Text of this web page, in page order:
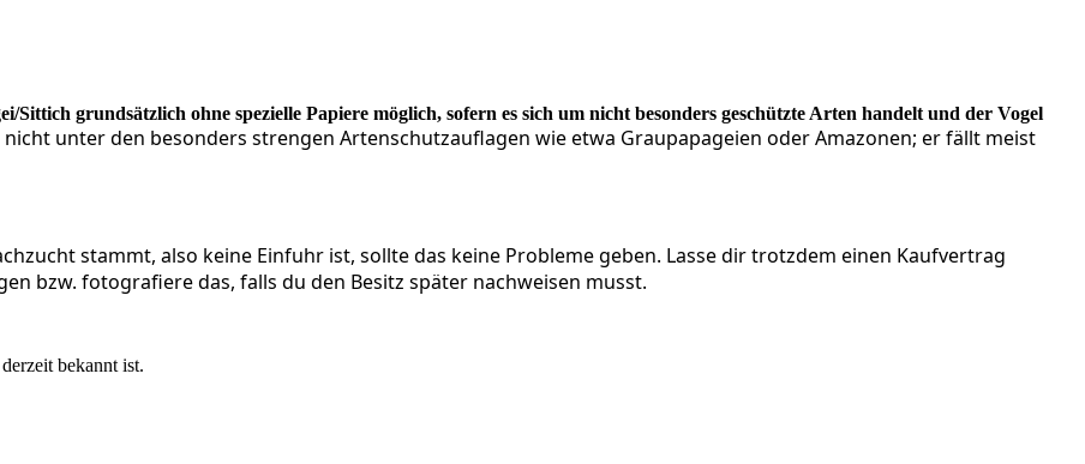
grundsätzlich ohne spezielle Papiere möglich, sofern es sich um nicht besonders geschützte Arten handelt und der Vogel
unter den besonders strengen Artenschutzauflagen wie etwa Graupapageien oder Amazonen; er fällt meist
stammt, also keine Einfuhr ist, sollte das keine Probleme geben. Lasse dir trotzdem einen Kaufvertrag
bzw. fotografiere das, falls du den Besitz später nachweisen musst.
bekannt ist.